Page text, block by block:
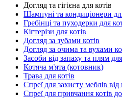
Догляд та гігієна для котів
Шампуні та кондиціонери
Гребінці та пуходерки для
Кігтерізи для котів
Догляд за зубами котів
Догляд за очима та вухами
Засоби від запаху та плям
Котяча м'ята (котовник)
Трава для котів
Спреї для захисту меблів від
Спреї для привчання котів